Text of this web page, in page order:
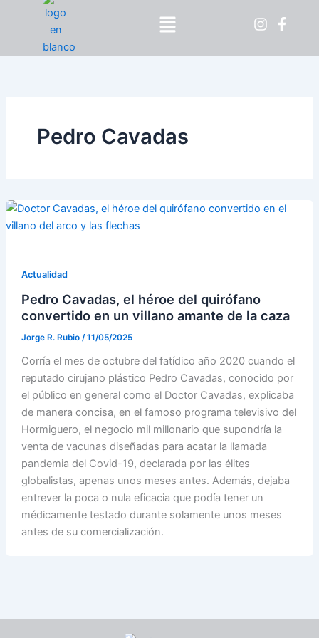
contenido
Menú
Pedro Cavadas
Actualidad
Pedro Cavadas, el héroe del quirófano
convertido en un villano amante de la caza
Jorge R. Rubio /11/05/2025
Corría el mes de octubre del fatídico año 2020 cuando el
reputado cirujano plástico Pedro Cavadas, conocido por
el público en general como el Doctor Cavadas, explicaba
de manera concisa, en el famoso programa televisivo del
Hormiguero, el negocio mil millonario que supondría la
venta de vacunas diseñadas para acatar la llamada
pandemia del Covid-19, declarada por las élites
globalistas, apenas unos meses antes. Además, dejaba
entrever la poca o nula eficacia que podía tener un
médicamente testado durante solamente unos meses
antes de su comercialización.